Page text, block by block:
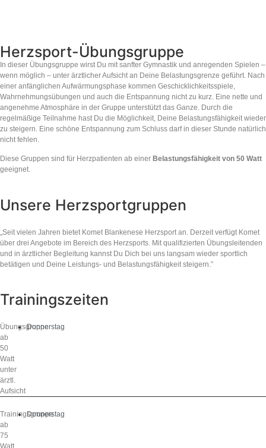
Herzsport-Übungsgruppe
In dieser Übungsgruppe wirst Du mit sanfter Gymnastik und anregenden Spielen –
wenn möglich – unter ärztlicher Aufsicht an Deine Belastungsgrenze geführt. Nach
einer anfänglichen Aufwärmungsphase kommen Geschicklichkeitsspiele,
Wahrnehmungsübungen und auch die Entspannung nicht zu kurz. Eine nette und
angenehme Atmosphäre in der Gruppe unterstützt das Ganze. Durch die
regelmäßige Teilnahme hast Du die Möglichkeit, Deine Belastungsfähigkeit wieder
zu steigern. Eine schöne Entspannung zum Schluss darf in dieser Stunde natürlich
nicht fehlen.
Diese Gruppen sind für Herzpatienten ab einer Belastungsfähigkeit von 50 Watt
geeignet.
Unsere Herzsportgruppen
„Seit vielen Jahren bietet Komet Blankenese Herzsport an. Derzeit verfügt Komet
über drei Angebote im Bereich des Herzsports. Mit qualifizierten Übungsleitenden
und in ärztlicher Begleitung kannst Du Dich bei uns langsam wieder sportlich
betätigen und Deine Leistungs- und Belastungsfähigkeit steigern.”
Trainingszeiten
Übungsgruppe
ab
50
Watt
unter
ärztl.
Aufsicht
Donnerstag
Trainingsgruppe
ab
75
Watt
Donnerstag